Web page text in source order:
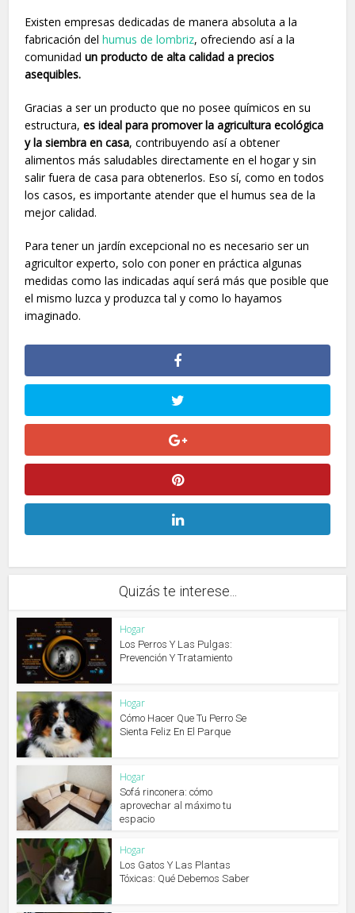
Existen empresas dedicadas de manera absoluta a la
fabricación delhumus de lombriz, ofreciendo así a la
comunidadun producto de alta calidad a precios
asequibles.
Gracias a ser un producto que no posee químicos en su
estructura,es ideal para promover la agricultura ecológica
y la siembra en casa, contribuyendo así a obtener
alimentos más saludables directamente en el hogar y sin
salir fuera de casa para obtenerlos. Eso sí, como en todos
los casos, es importante atender que el humus sea de la
mejor calidad.
Para tener un jardín excepcional no es necesario ser un
agricultor experto, solo con poner en práctica algunas
medidas como las indicadas aquí será más que posible que
el mismo luzca y produzca tal y como lo hayamos
imaginado.
Quizás te interese...
Hogar
Los Perros Y Las Pulgas:
Prevención Y Tratamiento
Hogar
Cómo Hacer Que Tu Perro Se
Sienta Feliz En El Parque
Hogar
Sofá rinconera: cómo
aprovechar al máximo tu
espacio
Hogar
Los Gatos Y Las Plantas
Tóxicas: Qué Debemos Saber